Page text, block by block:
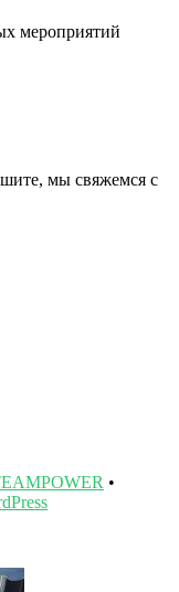
мероприятий
мы свяжемся с
•